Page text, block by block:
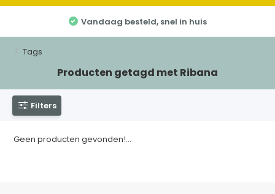
Vandaag besteld, snel in huis
Tags
Producten getagd met Ribana
Filters
Geen producten gevonden!...